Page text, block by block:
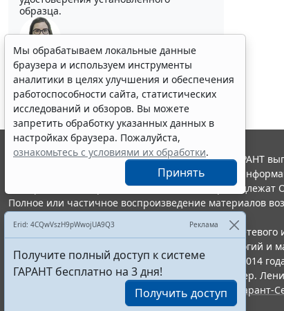
образца.
Выберите тему программы повышения квалификации
для юристов ...
Мы обрабатываем локальные данные
браузера и используем инструменты
аналитики в целях улучшения и обеспечения
работоспособности сайта, статистических
исследований и обзоров. Вы можете
запретить обработку указанных данных в
настройках браузера. Пожалуйста,
ознакомьтесь с условиями их обработки.
Принять
Erid: 4CQwVszH9pWwojUA9Q3 Реклама
Получите полный доступ к системе
ГАРАНТ бесплатно на 3 дня!
Получить доступ
© ООО "НПП "ГАРАНТ-СЕРВИС", 2026. Система ГАРАНТ
участниками Российской ассоциации правовой
Все права на материалы сайта ГАРАНТ.РУ
Полное или частичное воспроизведение материалов
Портал ГАРАНТ.РУ зарегистрирован в качестве
надзору в сфере связи,информационных технологий и
(Роскомнадзором), Эл № ФС77-58365 от 18 июня 2014
ООО "НПП "ГАРАНТ-СЕРВИС", 119234, г. Москва, тер.
Разработчик ЭПС Система ГАРАНТ – ООО "НПП "
Гарант-